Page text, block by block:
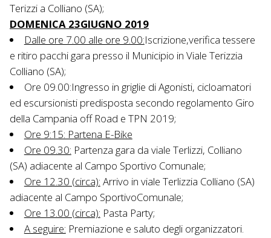
Terizzi a Colliano (SA);
DOMENICA 23GIUGNO 2019
Dalle ore 7.00 alle ore 9.00:Iscrizione,verifica tessere
e ritiro pacchi gara presso il Municipio in Viale Terizzia
Colliano (SA);
Ore 09.00:Ingresso in griglie di Agonisti, cicloamatori
ed escursionisti predisposta secondo regolamento Giro
della Campania off Road e TPN 2019;
Ore 9:15: Partena E-Bike
Ore 09.30: Partenza gara da viale Terlizzi, Colliano
(SA) adiacente al Campo Sportivo Comunale;
Ore 12.30 (circa): Arrivo in viale Terlizzia Colliano (SA)
adiacente al Campo SportivoComunale;
Ore 13.00 (circa): Pasta Party;
A seguire: Premiazione e saluto degli organizzatori.